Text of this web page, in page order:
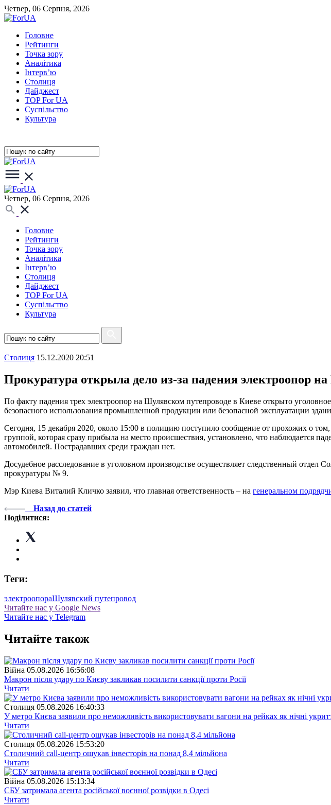
Четвер, 06 Серпня, 2026
Головне
Рейтинги
Точка зору
Аналітика
Інтерв’ю
Столиця
Дайджест
TOP For UA
Суспiльство
Культура
Четвер, 06 Серпня, 2026
Головне
Рейтинги
Точка зору
Аналітика
Інтерв’ю
Столиця
Дайджест
TOP For UA
Суспiльство
Культура
Столиця 15.12.2020 20:51
Прокуратура открыла дело из-за падения электроопор
По факту падения трех электроопор на Шулявском путепроводе в Киеве открыто
безопасного использования промышленной продукции или безопасной эксплуатации
Сегодня, 15 декабря 2020, около 15:00 в полицию поступило сообщение от прохожих о
группой, которая сразу прибыла на место происшествия, установлено, что наблюдается
автомобилей. Пострадавших среди граждан нет.
Досудебное расследование в уголовном производстве осуществляет следственный
прокуратуры № 9.
Мэр Киева Виталий Кличко заявил, что главная ответственность – на генеральном
Назад до статей
Поділитися:
Теги:
электроопораШулявский путепровод
Читайте нас у Google News
Читайте нас у Telegram
Читайте також
Війна 05.08.2026 16:56:08
Макрон після удару по Києву закликав посилити санкції проти Росії
Читати
Столиця 05.08.2026 16:40:33
У метро Києва заявили про неможливість використовувати вагони на рейках як нічні
Читати
Столиця 05.08.2026 15:53:20
Столичний call-центр ошукав інвесторів на понад 8,4 мільйона
Читати
Війна 05.08.2026 15:13:34
СБУ затримала агента російської воєнної розвідки в Одесі
Читати